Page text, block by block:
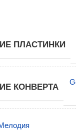
ПЛАСТИНКИ
КОНВЕРТА